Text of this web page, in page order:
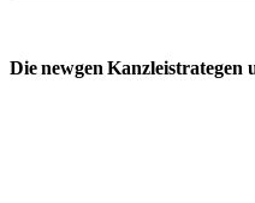
Die newgen